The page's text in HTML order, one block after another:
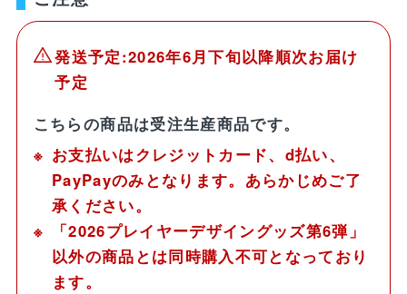
生活雑貨(ホーム&キッチン)
文具・ステーショナリー
その他
お気に入り
特定商取引法について
発送予定:2026年6月下旬以降順次お届け
予定
こちらの商品は受注生産商品です。
お支払いはクレジットカード、d払い、
PayPayのみとなります。あらかじめご了
承ください。
「2026プレイヤーデザイングッズ第6弾」
以外の商品とは同時購入不可となっており
ます。